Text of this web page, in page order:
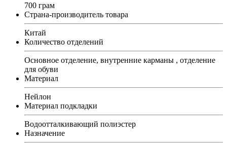
700 грам
Страна-производитель товара
Китай
Количество отделений
Основное отделение, внутренние карманы , отделение
для обуви
Материал
Нейлон
Материал подкладки
Водоотталкивающий полиэстер
Назначение